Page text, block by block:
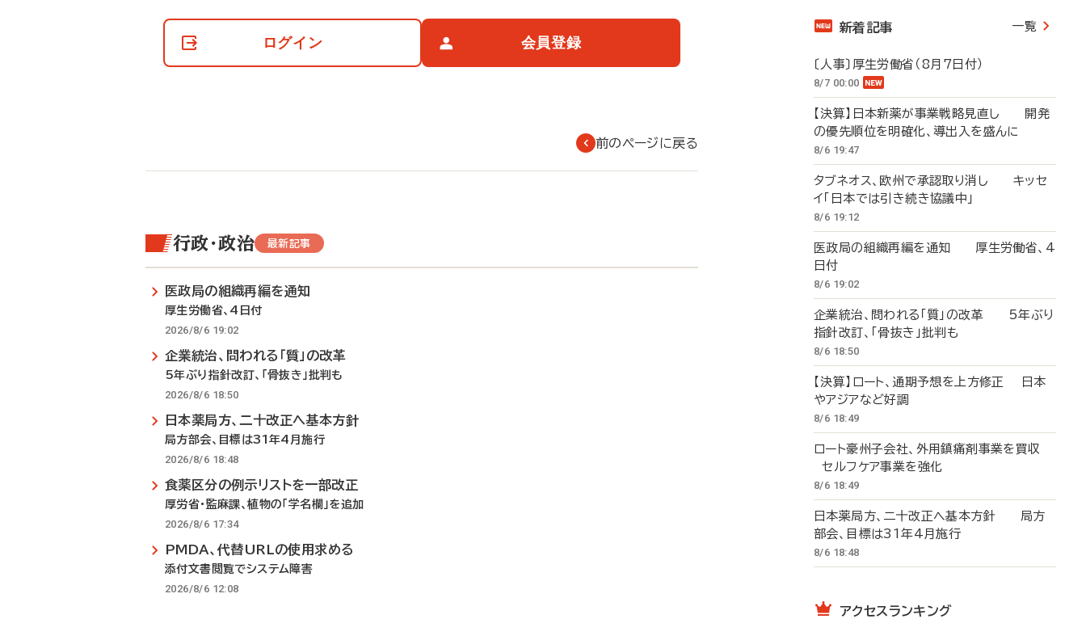
て
ログイン 会員登録
前のページに戻る
行政・政治 最新記事
医政局の組織再編を通知
厚生労働省、4日付
2026/8/6 19:02
企業統治、問われる「質」の改革
5年ぶり指針改訂、「骨抜き」批判も
2026/8/6 18:50
日本薬局方、二十改正へ基本方針
局方部会、目標は31年4月施行
2026/8/6 18:48
食薬区分の例示リストを一部改正
厚労省・監麻課、植物の「学名欄」を追加
2026/8/6 17:34
PMDA、代替URLの使用求める
添付文書閲覧でシステム障害
2026/8/6 12:08
新着記事 一覧
〔人事〕厚生労働省（8月7日付）
8/7 00:00
【決算】日本新薬が事業戦略見直し 開発
の優先順位を明確化、導出入を盛んに
8/6 19:47
タブネオス、欧州で承認取り消し キッセ
イ「日本では引き続き協議中」
8/6 19:12
医政局の組織再編を通知 厚生労働省、4
日付
8/6 19:02
企業統治、問われる「質」の改革 5年ぶり
指針改訂、「骨抜き」批判も
8/6 18:50
【決算】ロート、通期予想を上方修正 日本
やアジアなど好調
8/6 18:49
ロート豪州子会社、外用鎮痛剤事業を買収
セルフケア事業を強化
8/6 18:49
日本薬局方、二十改正へ基本方針 局方
部会、目標は31年4月施行
8/6 18:48
アクセスランキング